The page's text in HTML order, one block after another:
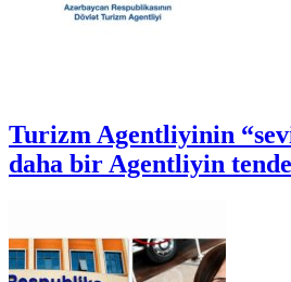
Turizm Agentliyinin
daha bir Agentliyin